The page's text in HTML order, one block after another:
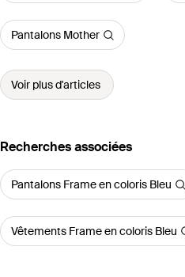
Pantalons Mother
Voir plus d'articles
Recherches associées
Pantalons Frame en coloris Bleu
Vêtements Frame en coloris Bleu